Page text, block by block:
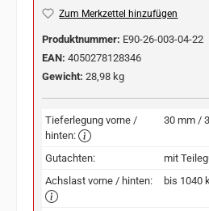
Zum Merkzettel hinzufügen
Produktnummer: E90-26-003-04-22
EAN: 4050278128346
Gewicht: 28,98 kg
Tieferlegung vorne /
hinten:
30 mm /
Gutachten:
mit
Achslast vorne / hinten:
bis 1040